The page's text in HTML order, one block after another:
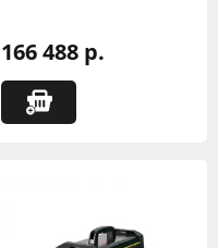
166 488 р.